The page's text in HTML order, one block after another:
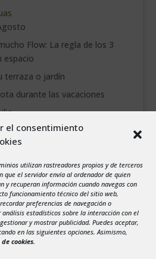
el consentimiento
utilizan rastreadores propios y de terceros
que el servidor envía al ordenador de quien
y recuperan información cuando navegas con
funcionamiento técnico del sitio web,
preferencias de navegación o
estadísticos sobre la interacción con el
y mostrar publicidad. Puedes aceptar,
en las siguientes opciones. Asimismo,
cookies.
Flow: La regla de los 3
espacio
terraza o jardín
durante las vacaciones
agosto 2026
1
2
6 7 8
9
13 14 15
16
20 21 22
23
27